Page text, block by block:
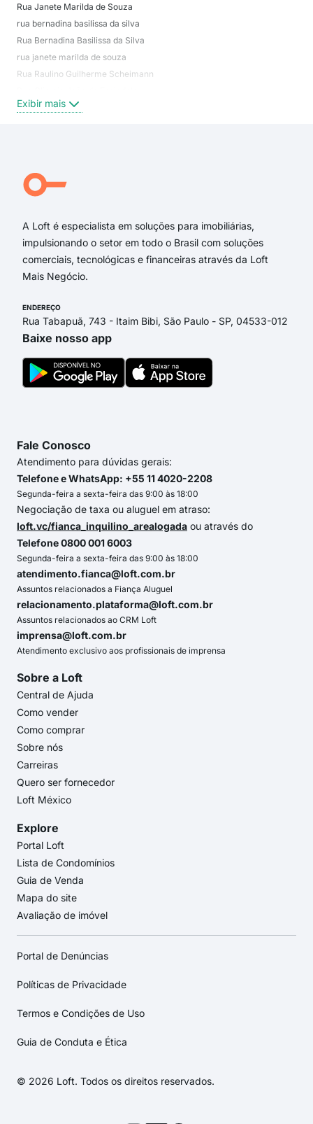
Rua Janete Marilda de Souza
rua bernadina basilissa da silva
Rua Bernadina Basilissa da Silva
rua janete marilda de souza
Rua Raulino Guilherme Scheimann
Olimpio João de Espindola
Rua João Manoel Garcia
Rua Waldemar Garcia
Exibir mais
A Loft é especialista em soluções para imobiliárias,
impulsionando o setor em todo o Brasil com soluções
comerciais, tecnológicas e financeiras através da Loft
Mais Negócio.
ENDEREÇO
Rua Tabapuã, 743 - Itaim Bibi, São Paulo - SP, 04533-012
Baixe nosso app
Fale Conosco
Atendimento para dúvidas gerais:
Telefone e WhatsApp: +55 11 4020-2208
Segunda-feira a sexta-feira das 9:00 às 18:00
Negociação de taxa ou aluguel em atraso:
loft.vc/fianca_inquilino_arealogada ou através do
Telefone 0800 001 6003
Segunda-feira a sexta-feira das 9:00 às 18:00
atendimento.fianca@loft.com.br
Assuntos relacionados a Fiança Aluguel
relacionamento.plataforma@loft.com.br
Assuntos relacionados ao CRM Loft
imprensa@loft.com.br
Atendimento exclusivo aos profissionais de imprensa
Sobre a Loft
Central de Ajuda
Como vender
Como comprar
Sobre nós
Carreiras
Quero ser fornecedor
Loft México
Explore
Portal Loft
Lista de Condomínios
Guia de Venda
Mapa do site
Avaliação de imóvel
Portal de Denúncias
Políticas de Privacidade
Termos e Condições de Uso
Guia de Conduta e Ética
© 2026 Loft. Todos os direitos reservados.